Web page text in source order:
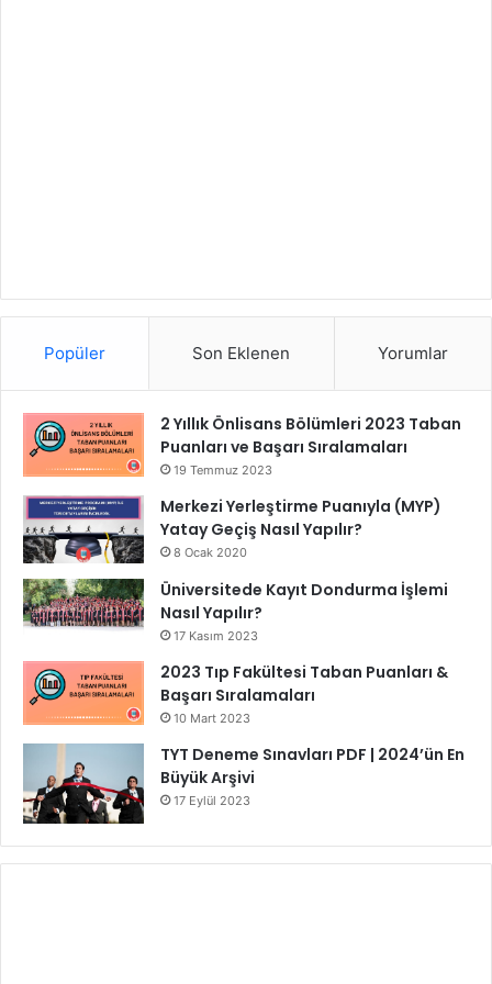
Popüler Son Eklenen Yorumlar
2 Yıllık Önlisans Bölümleri 2023 Taban
Puanları ve Başarı Sıralamaları
19 Temmuz 2023
Merkezi Yerleştirme Puanıyla (MYP)
Yatay Geçiş Nasıl Yapılır?
8 Ocak 2020
Üniversitede Kayıt Dondurma İşlemi
Nasıl Yapılır?
17 Kasım 2023
2023 Tıp Fakültesi Taban Puanları &
Başarı Sıralamaları
10 Mart 2023
TYT Deneme Sınavları PDF | 2024’ün En
Büyük Arşivi
17 Eylül 2023